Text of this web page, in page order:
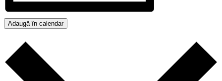
Adaugă în calendar